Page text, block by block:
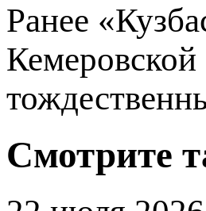
Ранее
Кемеровской
Смотрите